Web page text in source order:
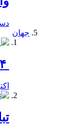
جهان
اکتبر